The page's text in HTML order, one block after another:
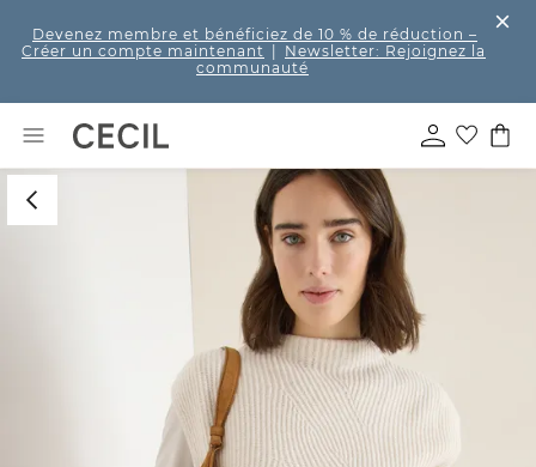
Devenez membre et bénéficiez de 10 % de réduction –
Créer un compte maintenant
Newsletter: Rejoignez la
communauté